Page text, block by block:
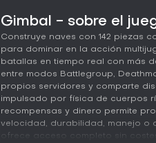
Gimbal - sobre el
Construye naves con 142 piezas
para dominar en la acción
batallas en tiempo real con más
entre modos Battlegroup,
propios servidores y comparte
impulsado por física de cuerpos
recompensas y dinero permite
velocidad, durabilidad, manejo o
ofrece acceso completo sin